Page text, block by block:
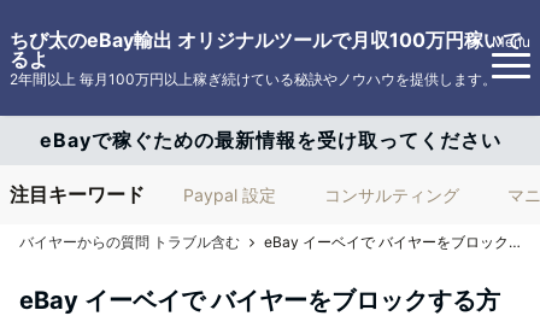
ちび太のeBay輸出 オリジナルツールで月収100万円稼いで
るよ
2年間以上 毎月100万円以上稼ぎ続けている秘訣やノウハウを提供します。
Menu
eBayで稼ぐための最新情報を受け取ってください
注目キーワード Paypal 設定 コンサルティング マ
バイヤーからの質問 トラブル含む eBay イーベイで バイヤーをブロックする方法 の巻
eBay イーベイで バイヤーをブロックする方